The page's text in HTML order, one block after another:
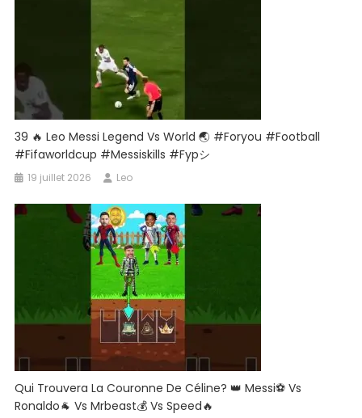
39 🔥 Leo Messi Legend Vs World 🌏 #foryou #football
#fifaworldcup #messiskills #fypシ
19 juillet 2026 Leo
Qui Trouvera La Couronne De Céline? 👑 Messi⚽ Vs
Ronaldo🐐 Vs Mrbeast💰 Vs Speed🔥